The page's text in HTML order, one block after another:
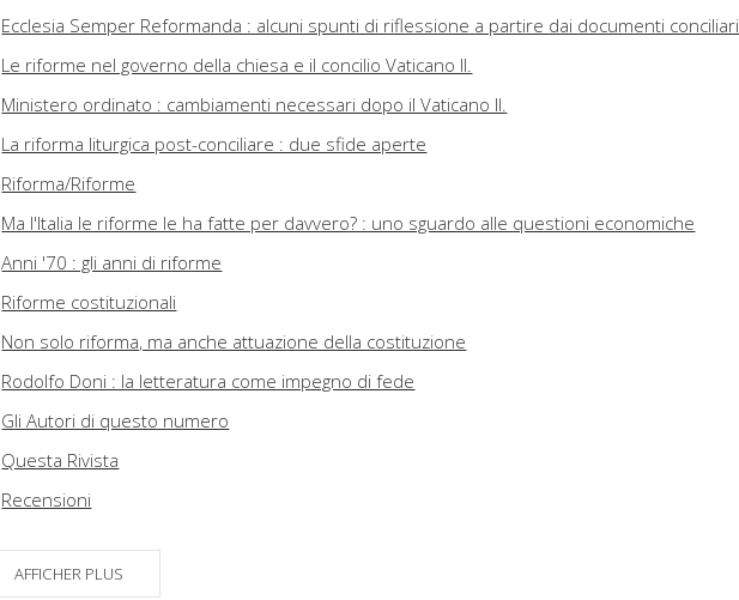
Ecclesia Semper Reformanda : alcuni spunti di riflessione a partire dai documenti conciliari
Le riforme nel governo della chiesa e il concilio Vaticano II.
Ministero ordinato : cambiamenti necessari dopo il Vaticano II.
La riforma liturgica post-conciliare : due sfide aperte
Riforma/Riforme
Ma l'Italia le riforme le ha fatte per davvero? : uno sguardo alle questioni economiche
Anni '70 : gli anni di riforme
Riforme costituzionali
Non solo riforma, ma anche attuazione della costituzione
Rodolfo Doni : la letteratura come impegno di fede
Gli Autori di questo numero
Questa Rivista
Recensioni
AFFICHER PLUS